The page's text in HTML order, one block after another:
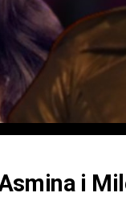
i